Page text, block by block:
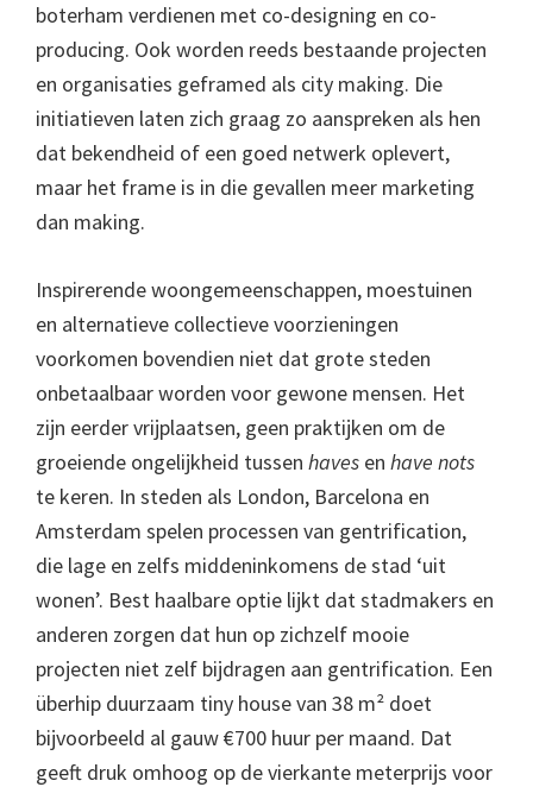
boterham verdienen met co-designing en co-
producing. Ook worden reeds bestaande projecten
en organisaties geframed als city making. Die
initiatieven laten zich graag zo aanspreken als hen
dat bekendheid of een goed netwerk oplevert,
maar het frame is in die gevallen meer marketing
dan making.
Inspirerende woongemeenschappen, moestuinen
en alternatieve collectieve voorzieningen
voorkomen bovendien niet dat grote steden
onbetaalbaar worden voor gewone mensen. Het
zijn eerder vrijplaatsen, geen praktijken om de
groeiende ongelijkheid tussen haves en have nots
te keren. In steden als London, Barcelona en
Amsterdam spelen processen van gentrification,
die lage en zelfs middeninkomens de stad ‘uit
wonen’. Best haalbare optie lijkt dat stadmakers en
anderen zorgen dat hun op zichzelf mooie
projecten niet zelf bijdragen aan gentrification. Een
überhip duurzaam tiny house van 38 m² doet
bijvoorbeeld al gauw €700 huur per maand. Dat
geeft druk omhoog op de vierkante meterprijs voor